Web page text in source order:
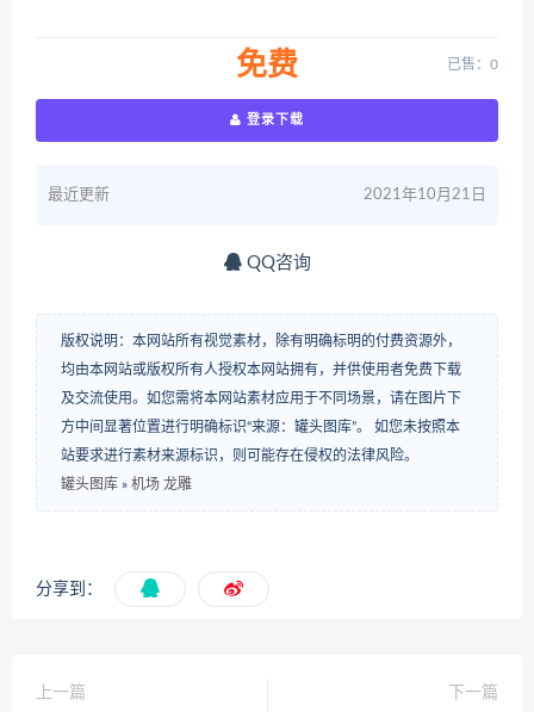
免费 已售：0
登录下载
最近更新 2021年10月21日
QQ咨询
版权说明：本网站所有视觉素材，除有明确标明的付费资源外，
均由本网站或版权所有人授权本网站拥有，并供使用者免费下载
及交流使用。如您需将本网站素材应用于不同场景，请在图片下
方中间显著位置进行明确标识“来源：罐头图库”。 如您未按照本
站要求进行素材来源标识，则可能存在侵权的法律风险。
罐头图库 » 机场 龙雕
分享到：
上一篇
下一篇